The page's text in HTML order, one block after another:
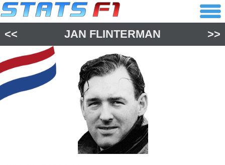
<< JAN FLINTERMAN >>